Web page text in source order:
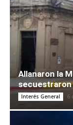
Allanaron la
secuestraron
Interés General 6